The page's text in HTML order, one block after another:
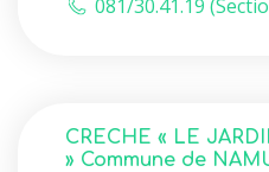
081/30.41.19
CRECHE « LE
» Commune de